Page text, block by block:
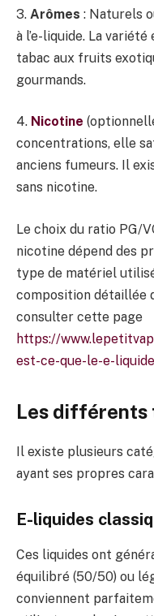
3. Arômes : Naturels
à l’e-liquide. La
tabac aux fruits
gourmands.
4. Nicotine
concentrations, elle
anciens fumeurs. Il
sans nicotine.
Le choix du ratio PG/
nicotine dépend des
type de matériel
composition détaillée
consulter cette page
https://
est-ce-que-le-e-liquide
Les différents
Il existe plusieurs
ayant ses propres
E-liquides
Ces liquides ont
équilibré (50/50) ou
conviennent